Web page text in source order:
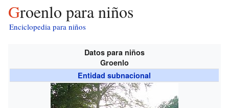
Groenlo para niños
Enciclopedia para niños
Datos para niños
Groenlo
Entidad subnacional